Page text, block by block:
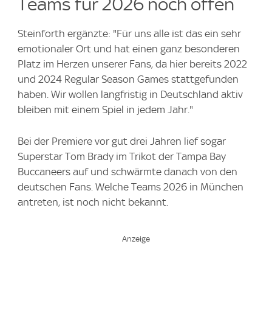
Steinforth ergänzte: "Für uns alle ist das ein sehr
emotionaler Ort und hat einen ganz besonderen
Platz im Herzen unserer Fans, da hier bereits 2022
und 2024 Regular Season Games stattgefunden
haben. Wir wollen langfristig in Deutschland aktiv
bleiben mit einem Spiel in jedem Jahr."
Bei der Premiere vor gut drei Jahren lief sogar
Superstar Tom Brady im Trikot der Tampa Bay
Buccaneers auf und schwärmte danach von den
deutschen Fans. Welche Teams 2026 in München
antreten, ist noch nicht bekannt.